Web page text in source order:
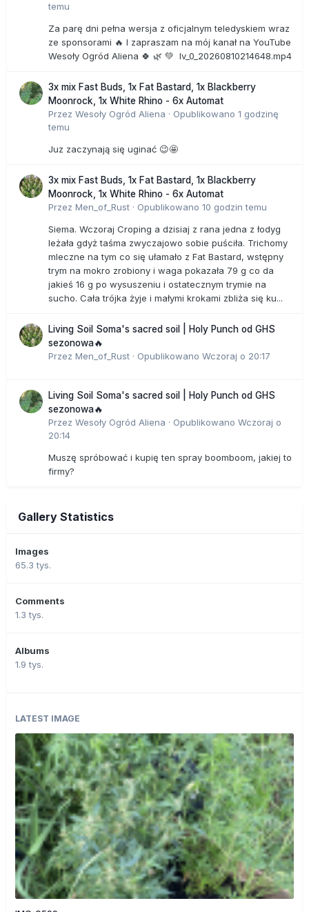
temu
Za parę dni pełna wersja z oficjalnym teledyskiem wraz
ze sponsorami 🔥 I zapraszam na mój kanał na YouTube
Wesoły Ogród Aliena 🍀 🌿 💚 lv_0_20260810214648.mp4
3x mix Fast Buds, 1x Fat Bastard, 1x Blackberry
Moonrock, 1x White Rhino - 6x Automat
Przez Wesoły Ogród Aliena · Opublikowano 1 godzinę
temu
Juz zaczynają się uginać 😉🤩
3x mix Fast Buds, 1x Fat Bastard, 1x Blackberry
Moonrock, 1x White Rhino - 6x Automat
Przez Men_of_Rust · Opublikowano 10 godzin temu
Siema. Wczoraj Croping a dzisiaj z rana jedna z łodyg
leżała gdyż taśma zwyczajowo sobie puściła. Trichomy
mleczne na tym co się ułamało z Fat Bastard, wstępny
trym na mokro zrobiony i waga pokazała 79 g co da
jakieś 16 g po wysuszeniu i ostatecznym trymie na
sucho. Cała trójka żyje i małymi krokami zbliża się ku...
Living Soil Soma's sacred soil | Holy Punch od GHS
sezonowa🔥
Przez Men_of_Rust · Opublikowano Wczoraj o 20:17
Living Soil Soma's sacred soil | Holy Punch od GHS
sezonowa🔥
Przez Wesoły Ogród Aliena · Opublikowano Wczoraj o
20:14
Muszę spróbować i kupię ten spray boomboom, jakiej to
firmy?
Gallery Statistics
Images
65.3 tys.
Comments
1.3 tys.
Albums
1.9 tys.
LATEST IMAGE